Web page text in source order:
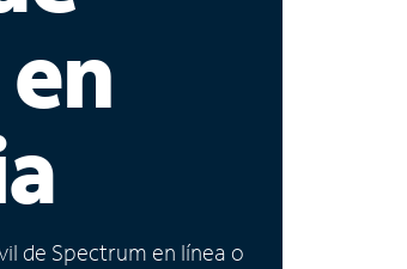
de Spectrum en línea o